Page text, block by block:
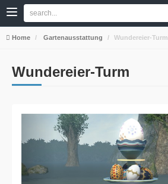
Home Gartenausstattung Wundereier-Turm
Wundereier-Turm